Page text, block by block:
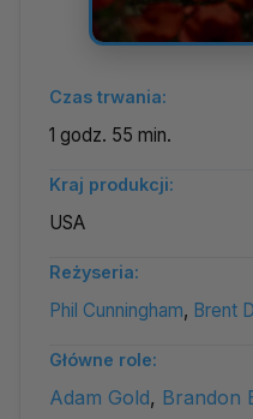
Czas trwania:
1 godz. 55 min.
Kraj produkcji:
USA
Reżyseria:
Phil Cunningham, Brent
Główne role:
Adam Gold, Brandon